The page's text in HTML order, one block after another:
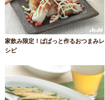
家飲み限定！ぱぱっと作るおつまみレ
シピ